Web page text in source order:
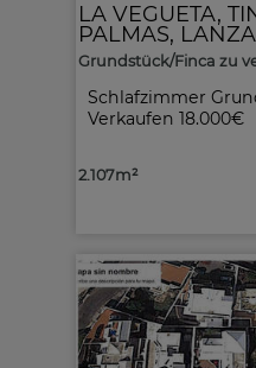
Schlafzimmer
Verkaufen 18.000€
LA VEGUETA,
PALMAS,
Grundstück/Finca zu
2.107m²